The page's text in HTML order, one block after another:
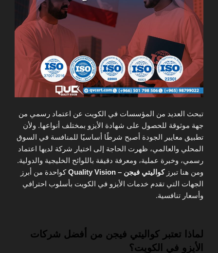
تبحث العديد من المؤسسات في الكويت عن اعتماد رسمي من
جهة موثوقة للحصول على شهادة الأيزو بمختلف أنواعها. ولأن
تطبيق معايير الجودة أصبح شرطًا أساسيًا للمنافسة في السوق
المحلي والعالمي، ظهرت الحاجة إلى اختيار شركة لديها اعتماد
رسمي، وخبرة عملية، ومعرفة دقيقة باللوائح الخليجية والدولية.
ومن هنا تبرزكواليتي فيجن – Quality Vision
كواحدة من أبرز
الجهات التي تقدم خدمات الأيزو في الكويت بأسلوب احترافي
وأسعار تنافسية.
لماذا تعتبر كواليتي فيجن من أفضل شركات
الأيزو في الكويت؟